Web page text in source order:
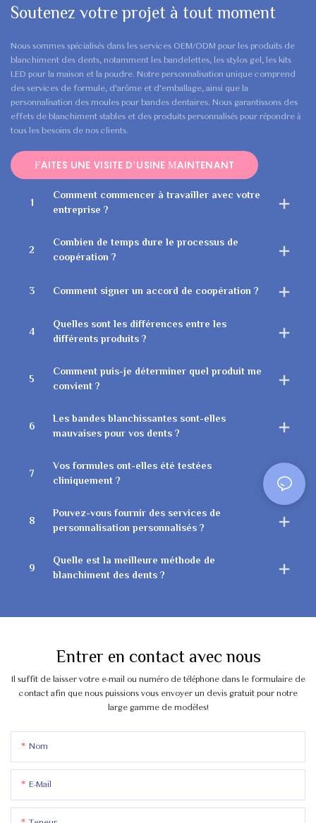
Soutenez votre projet à tout moment
Nous sommes spécialisés dans les services OEM/ODM pour les produits de
blanchiment des dents, notamment les bandelettes, les stylos gel, les kits
LED pour la maison et la poudre. Notre personnalisation unique comprend
des services de formule, d’arôme et d’emballage, ainsi que la
personnalisation des moules pour bandes dentaires. Nous garantissons des
effets de blanchiment stables et des produits personnalisés pour répondre à
tous les besoins de nos clients.
FAITES UNE VISITE D’USINE MAINTENANT
1
Comment commencer à travailler avec votre
entreprise ?
2
Combien de temps dure le processus de
coopération ?
3 Comment signer un accord de coopération ?
4
Quelles sont les différences entre les
différents produits ?
5
Comment puis-je déterminer quel produit me
convient ?
6
Les bandes blanchissantes sont-elles
mauvaises pour vos dents ?
7
Vos formules ont-elles été testées
cliniquement ?
8
Pouvez-vous fournir des services de
personnalisation personnalisés ?
9
Quelle est la meilleure méthode de
blanchiment des dents ?
Entrer en contact avec nous
Il suffit de laisser votre e-mail ou numéro de téléphone dans le formulaire de
contact afin que nous puissions vous envoyer un devis gratuit pour notre
large gamme de modèles!
Nom
E-Mail